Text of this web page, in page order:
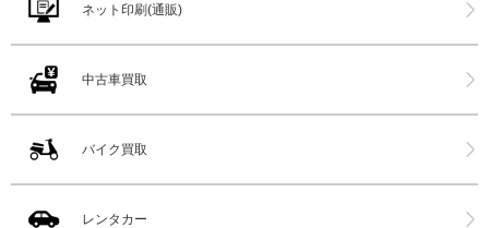
ネット印刷(通販)
中古車買取
バイク買取
レンタカー